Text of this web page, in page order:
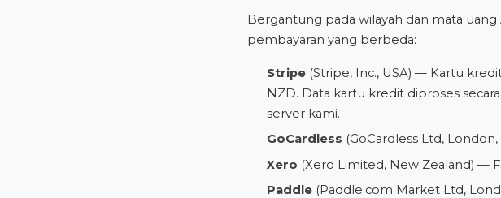
Bergantung pada wilayah dan mata
pembayaran yang berbeda:
Stripe (Stripe, Inc., USA) — Kartu
NZD. Data kartu kredit diproses
server kami.
GoCardless (GoCardless Ltd,
Xero (Xero Limited, New Zealand) —
Paddle (Paddle.com Market Ltd,